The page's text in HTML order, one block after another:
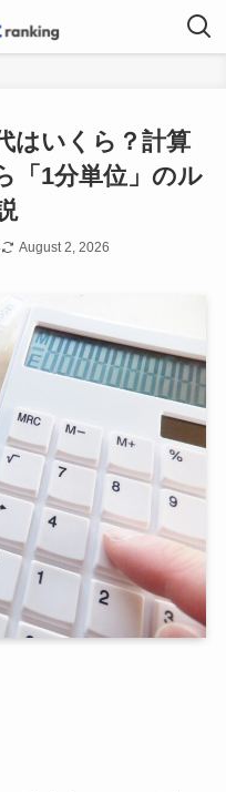
はいくら？計算
「1分単位」のル
August 2, 2026